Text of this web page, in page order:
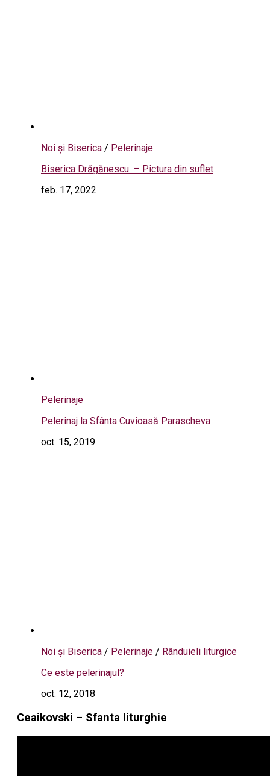
Noi și Biserica / Pelerinaje
Biserica Drăgănescu – Pictura din suflet
feb. 17, 2022
Pelerinaje
Pelerinaj la Sfânta Cuvioasă Parascheva
oct. 15, 2019
Noi și Biserica / Pelerinaje / Rânduieli liturgice
Ce este pelerinajul?
oct. 12, 2018
Ceaikovski – Sfanta liturghie